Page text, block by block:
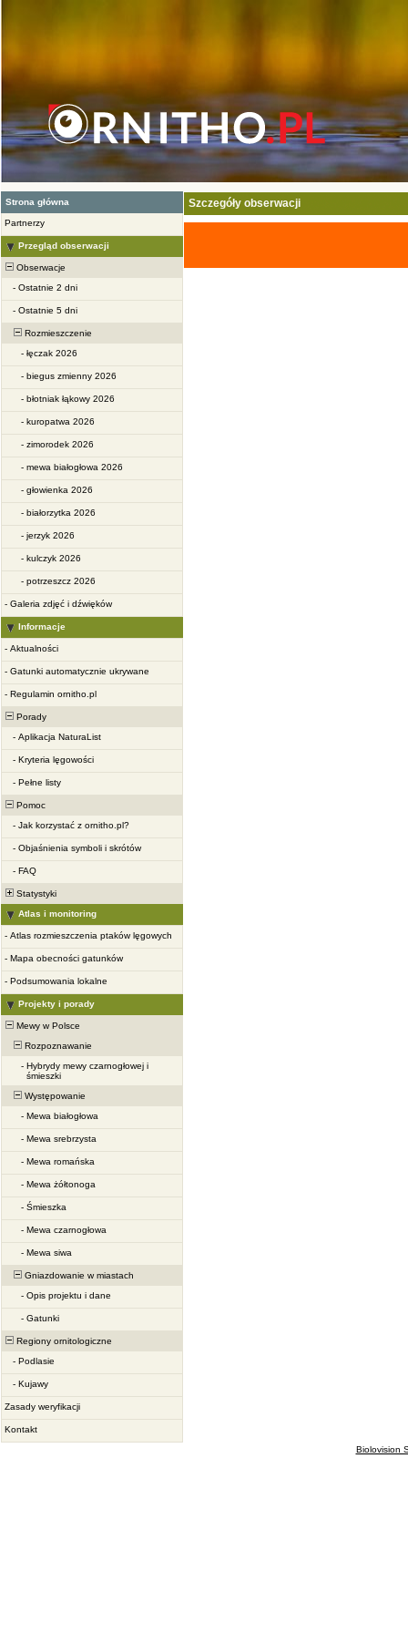
Strona główna
Partnerzy
Przegląd obserwacji
Obserwacje
- Ostatnie 2 dni
- Ostatnie 5 dni
Rozmieszczenie
- łęczak 2026
- biegus zmienny 2026
- błotniak łąkowy 2026
- kuropatwa 2026
- zimorodek 2026
- mewa białogłowa 2026
- głowienka 2026
- białorzytka 2026
- jerzyk 2026
- kulczyk 2026
- potrzeszcz 2026
- Galeria zdjęć i dźwięków
Informacje
- Aktualności
- Gatunki automatycznie ukrywane
- Regulamin ornitho.pl
Porady
- Aplikacja NaturaList
- Kryteria lęgowości
- Pełne listy
Pomoc
- Jak korzystać z ornitho.pl?
- Objaśnienia symboli i skrótów
- FAQ
Statystyki
Atlas i monitoring
- Atlas rozmieszczenia ptaków lęgowych
- Mapa obecności gatunków
- Podsumowania lokalne
Projekty i porady
Mewy w Polsce
Rozpoznawanie
- Hybrydy mewy czarnogłowej i
śmieszki
Występowanie
- Mewa białogłowa
- Mewa srebrzysta
- Mewa romańska
- Mewa żółtonoga
- Śmieszka
- Mewa czarnogłowa
- Mewa siwa
Gniazdowanie w miastach
- Opis projektu i dane
- Gatunki
Regiony ornitologiczne
- Podlasie
- Kujawy
Zasady weryfikacji
Kontakt
Szczegóły obserwacji
Biolovision